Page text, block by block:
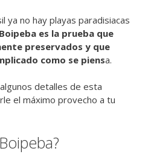
ya no hay playas paradisiacas
Boipeba es la prueba que
preservados y que
como se piensa.
detalles de esta
el máximo provecho a tu